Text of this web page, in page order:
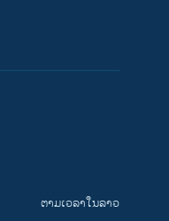
ຕາມເວລາໃນລາວ